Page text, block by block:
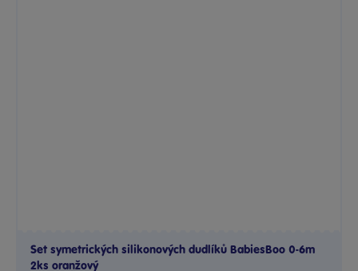
Set symetrických silikonových dudlíků BabiesBoo 0-6m
2ks oranžový